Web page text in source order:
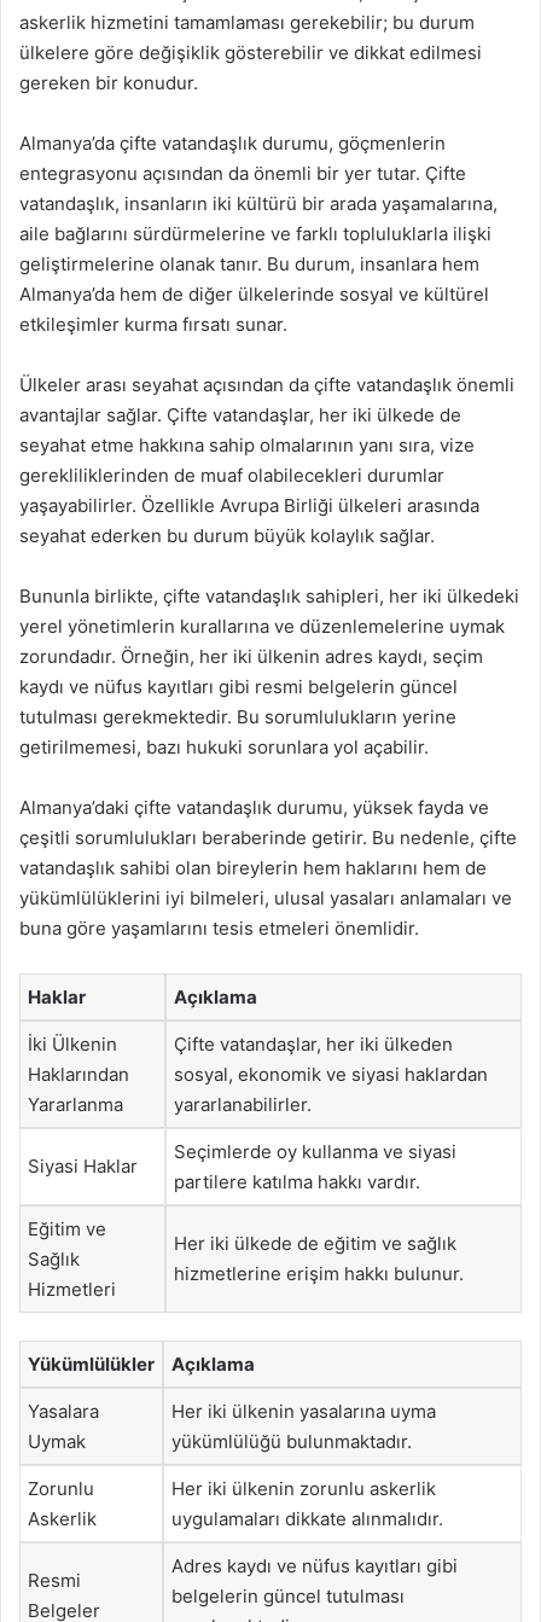
askerlik hizmetini tamamlaması gerekebilir; bu durum
ülkelere göre değişiklik gösterebilir ve dikkat edilmesi
gereken bir konudur.
Almanya’da çifte vatandaşlık durumu, göçmenlerin
entegrasyonu açısından da önemli bir yer tutar. Çifte
vatandaşlık, insanların iki kültürü bir arada yaşamalarına,
aile bağlarını sürdürmelerine ve farklı topluluklarla ilişki
geliştirmelerine olanak tanır. Bu durum, insanlara hem
Almanya’da hem de diğer ülkelerinde sosyal ve kültürel
etkileşimler kurma fırsatı sunar.
Ülkeler arası seyahat açısından da çifte vatandaşlık önemli
avantajlar sağlar. Çifte vatandaşlar, her iki ülkede de
seyahat etme hakkına sahip olmalarının yanı sıra, vize
gerekliliklerinden de muaf olabilecekleri durumlar
yaşayabilirler. Özellikle Avrupa Birliği ülkeleri arasında
seyahat ederken bu durum büyük kolaylık sağlar.
Bununla birlikte, çifte vatandaşlık sahipleri, her iki ülkedeki
yerel yönetimlerin kurallarına ve düzenlemelerine uymak
zorundadır. Örneğin, her iki ülkenin adres kaydı, seçim
kaydı ve nüfus kayıtları gibi resmi belgelerin güncel
tutulması gerekmektedir. Bu sorumlulukların yerine
getirilmemesi, bazı hukuki sorunlara yol açabilir.
Almanya’daki çifte vatandaşlık durumu, yüksek fayda ve
çeşitli sorumlulukları beraberinde getirir. Bu nedenle, çifte
vatandaşlık sahibi olan bireylerin hem haklarını hem de
yükümlülüklerini iyi bilmeleri, ulusal yasaları anlamaları ve
buna göre yaşamlarını tesis etmeleri önemlidir.
Haklar Açıklama
İki Ülkenin
Haklarından
Yararlanma
Çifte vatandaşlar, her iki ülkeden
sosyal, ekonomik ve siyasi haklardan
yararlanabilirler.
Siyasi Haklar
Seçimlerde oy kullanma ve siyasi
partilere katılma hakkı vardır.
Eğitim ve
Sağlık
Hizmetleri
Her iki ülkede de eğitim ve sağlık
hizmetlerine erişim hakkı bulunur.
Yükümlülükler Açıklama
Yasalara
Uymak
Her iki ülkenin yasalarına uyma
yükümlülüğü bulunmaktadır.
Zorunlu
Askerlik
Her iki ülkenin zorunlu askerlik
uygulamaları dikkate alınmalıdır.
Resmi
Belgeler
Adres kaydı ve nüfus kayıtları gibi
belgelerin güncel tutulması